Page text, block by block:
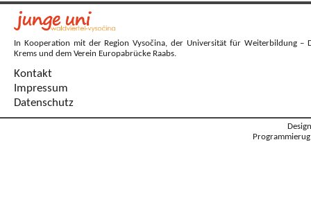
In Kooperation mit der Region Vysočina, der Universität für Weiterbildung –
Krems und dem Verein Europabrücke Raabs.
Kontakt
Impressum
Datenschutz